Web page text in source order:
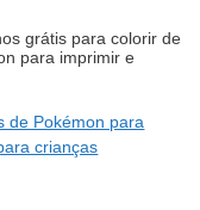
grátis para colorir de
para imprimir e
de Pokémon para
crianças